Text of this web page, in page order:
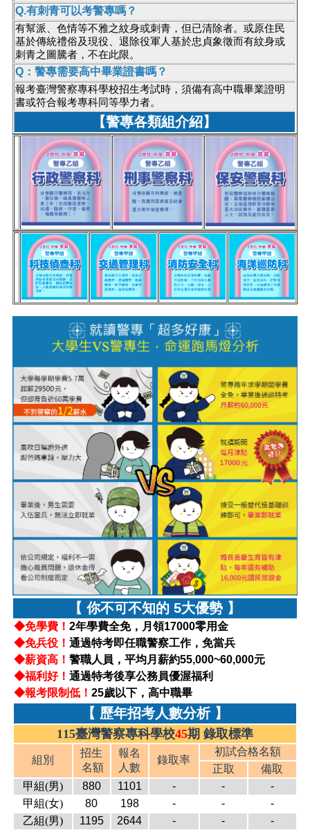
Q.有刺青可以考警專嗎？
有幫派、色情等不雅之紋身或刺青，但已清除者。或原住民
基於傳統禮俗及現役、退除役軍人基於忠貞象徵而有紋身或
刺青之圖騰者，不在此限。
Q：警專需要高中畢業證書嗎？
報考臺灣警察專科學校招生考試時，須備有高中職畢業證明
書或符合報考專科同等學力者。
【警專各類組介紹】
【 你不可不知的 5大優勢 】
◆免學費！ 2年學費全免，月領17000零用金
◆免兵役！ 通過特考即任職警察工作，免當兵
◆薪資高！ 警職人員，平均月薪約55,000~60,000元
◆福利好！ 通過特考後享公務員優渥福利
◆報考限制低！ 25歲以下，高中職畢
【 歷年招考人數分析 】
115臺灣警察專科學校45期 錄取標準
組別
招生
名額
報名
人數
錄取率
初試合格名額
正取
備取
甲組(男)
880 1101 - -
-
甲組(女)
80 198 - -
-
乙組(男)
1195 2644 - - -